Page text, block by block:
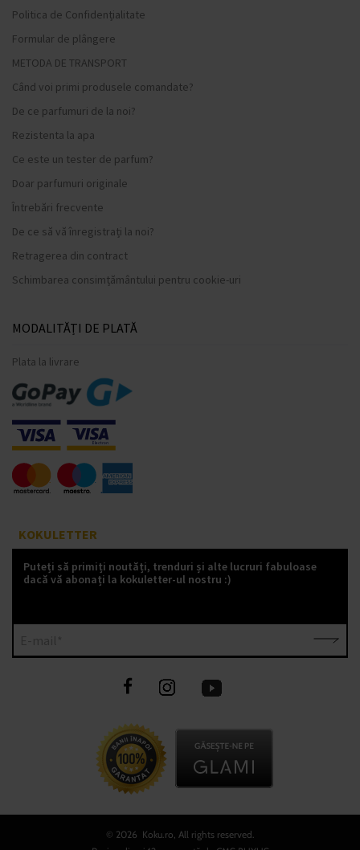
Politica de Confidențialitate
Formular de plângere
METODA DE TRANSPORT
Când voi primi produsele comandate?
De ce parfumuri de la noi?
Rezistenta la apa
Ce este un tester de parfum?
Doar parfumuri originale
Întrebări frecvente
De ce să vă înregistrați la noi?
Retragerea din contract
Schimbarea consimțământului pentru cookie-uri
MODALITĂȚI DE PLATĂ
Plata la livrare
KOKULETTER
Puteți să primiți noutăți, trenduri și alte lucruri fabuloase
dacă vă abonați la kokuletter-ul nostru :)
© 2026 Koku.ro, All rights reserved.